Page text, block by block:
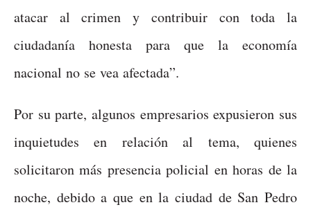
atacar al crimen y contribuir con toda la
ciudadanía honesta para que la economía
nacional no se vea afectada”.
Por su parte, algunos empresarios expusieron sus
inquietudes en relación al tema, quienes
solicitaron más presencia policial en horas de la
noche, debido a que en la ciudad de San Pedro